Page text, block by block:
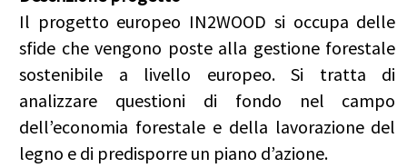
Il progetto europeo IN2WOOD si occupa delle
sfide che vengono poste alla gestione forestale
sostenibile a livello europeo. Si tratta di
analizzare questioni di fondo nel campo
dell’economia forestale e della lavorazione del
legno e di predisporre un piano d’azione.